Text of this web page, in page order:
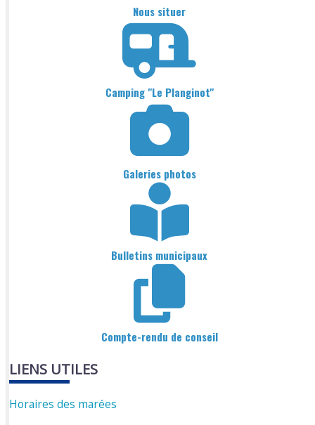
Nous situer
Camping "Le Planginot"
Galeries photos
Bulletins municipaux
Compte-rendu de conseil
LIENS UTILES
Horaires des marées